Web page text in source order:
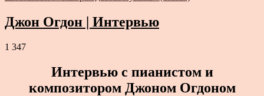
Джон Огдон | Интервью
1 347
Интервью с пианистом и
композитором Джоном Огдоном